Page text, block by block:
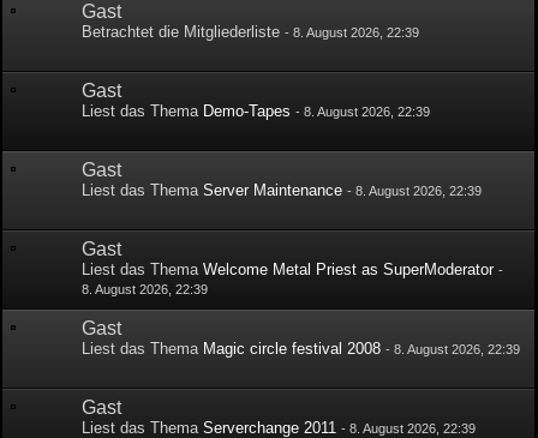
Gast
Betrachtet die Mitgliederliste-8. August 2026, 22:39
Gast
Liest das Thema Demo-Tapes -8. August 2026, 22:39
Gast
Liest das ThemaServer Maintenance -8. August 2026, 22:39
Gast
Liest das ThemaWelcome Metal Priest as SuperModerator -
8. August 2026, 22:39
Gast
Liest das Thema Magic circle festival 2008 -8. August 2026, 22:39
Gast
Liest das ThemaServerchange 2011 -8. August 2026, 22:39